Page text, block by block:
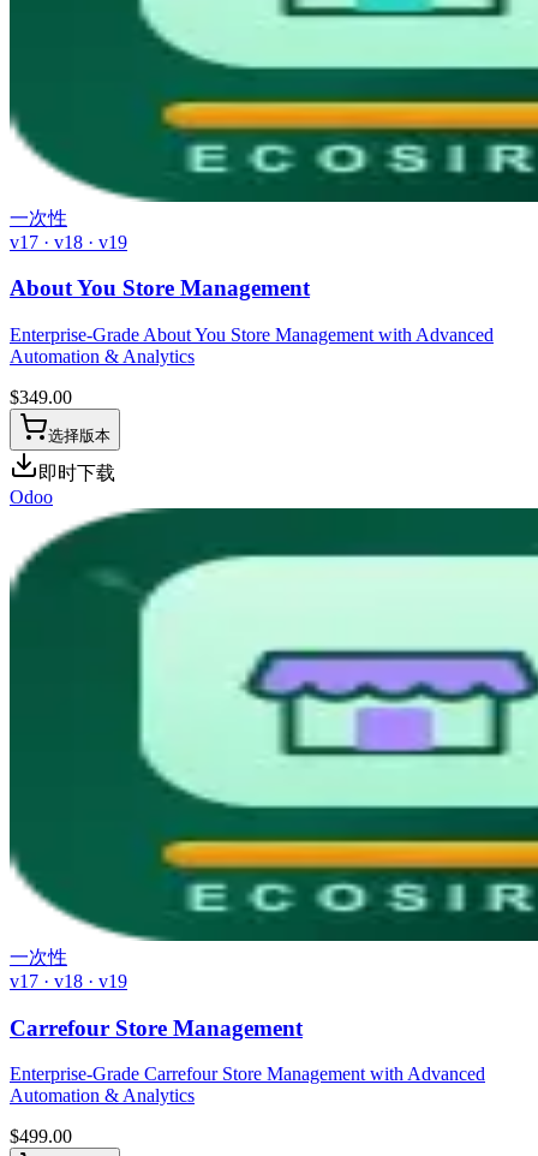
一次性
v17 · v18 · v19
About You Store Management
Enterprise-Grade About You Store Management with Advanced
Automation & Analytics
$349.00
选择版本
即时下载
Odoo
一次性
v17 · v18 · v19
Carrefour Store Management
Enterprise-Grade Carrefour Store Management with Advanced
Automation & Analytics
$499.00